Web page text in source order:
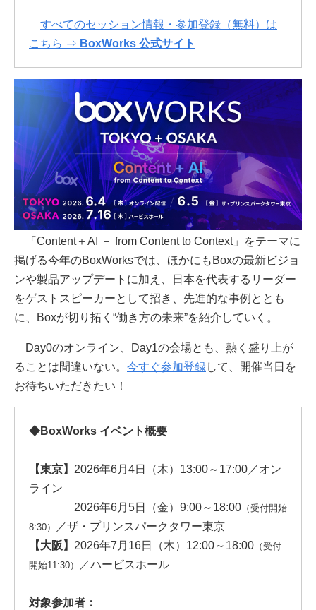
すべてのセッション情報・参加登録（無料）は
こちら ⇒ BoxWorks 公式サイト
「Content＋AI － from Content to Context」をテーマに
掲げる今年のBoxWorksでは、ほかにもBoxの最新ビジョ
ンや製品アップデートに加え、日本を代表するリーダー
をゲストスピーカーとして招き、先進的な事例ととも
に、Boxが切り拓く“働き方の未来”を紹介していく。
Day0のオンライン、Day1の会場とも、熱く盛り上が
ることは間違いない。 今すぐ参加登録して、開催当日を
お待ちいただきたい！
◆BoxWorks イベント概要
【東京】 2026年6月4日（木）13:00～17:00／オン
ライン
2026年6月5日（金）9:00～18:00 （受付開始
8:30）
／ザ・プリンスパークタワー東京
【大阪】 2026年7月16日（木）12:00～18:00 （受付
開始11:30）
／ハービスホール
対象参加者：